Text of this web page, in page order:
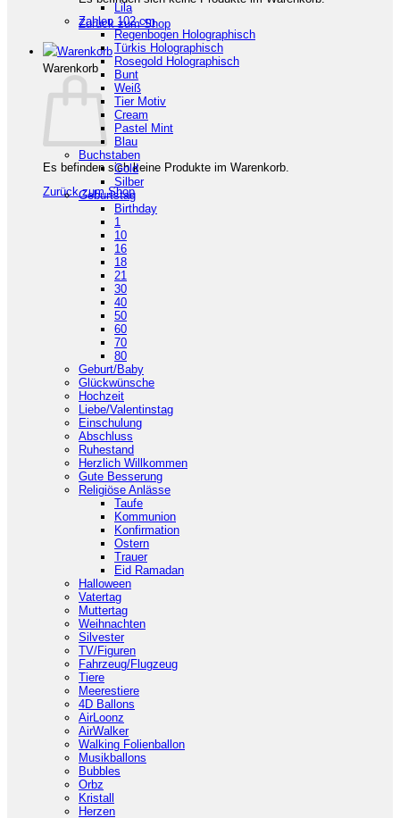
Zurück zum Shop
Warenkorb
Es befinden sich keine Produkte im Warenkorb.
Zurück zum Shop
Lila
Zahlen 102 cm
Regenbogen Holographisch
Türkis Holographisch
Rosegold Holographisch
Bunt
Weiß
Tier Motiv
Cream
Pastel Mint
Blau
Buchstaben
Gold
Silber
Geburtstag
Birthday
1
10
16
18
21
30
40
50
60
70
80
Geburt/Baby
Glückwünsche
Hochzeit
Liebe/Valentinstag
Einschulung
Abschluss
Ruhestand
Herzlich Willkommen
Gute Besserung
Religiöse Anlässe
Taufe
Kommunion
Konfirmation
Ostern
Trauer
Eid Ramadan
Halloween
Vatertag
Muttertag
Weihnachten
Silvester
TV/Figuren
Fahrzeug/Flugzeug
Tiere
Meerestiere
4D Ballons
AirLoonz
AirWalker
Walking Folienballon
Musikballons
Bubbles
Orbz
Kristall
Herzen